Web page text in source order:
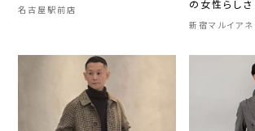
名古屋駅前店
の女性らしさ
新宿マルイアネ